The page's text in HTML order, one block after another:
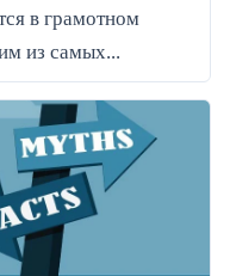
в грамотном
из самых...